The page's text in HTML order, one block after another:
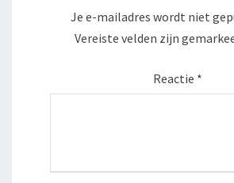
Je e-mailadres wordt niet
Vereiste velden zijn
Reactie *